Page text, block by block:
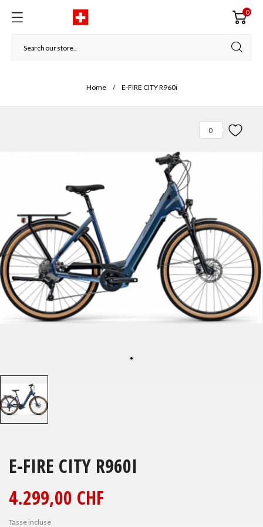
0
Home E-FIRE CITY R960i
0
E-FIRE CITY R960I
4.299,00 CHF
Tasse incluse